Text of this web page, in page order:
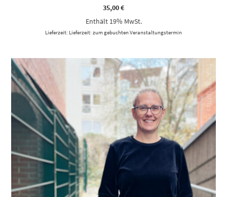
35,00€
Enthält 19% MwSt.
Lieferzeit: Lieferzeit: zum gebuchten Veranstaltungstermin